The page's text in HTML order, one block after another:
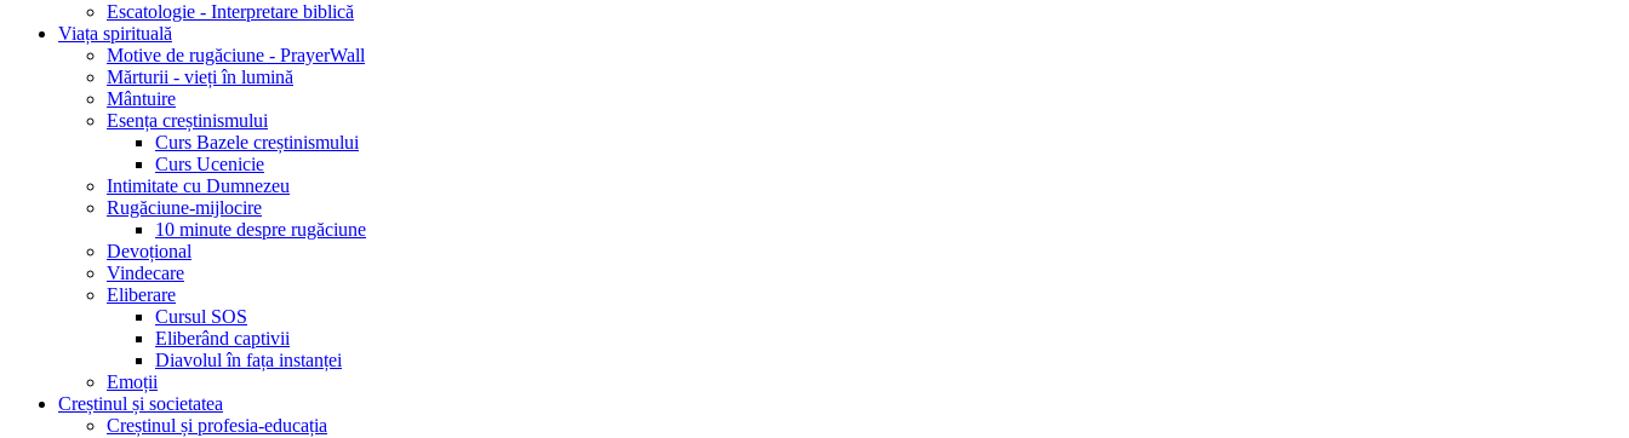
Escatologie - Interpretare biblică
Viața spirituală
Motive de rugăciune - PrayerWall
Mărturii - vieți în lumină
Mântuire
Esența creștinismului
Curs Bazele creștinismului
Curs Ucenicie
Intimitate cu Dumnezeu
Rugăciune-mijlocire
10 minute despre rugăciune
Devoțional
Vindecare
Eliberare
Cursul SOS
Eliberând captivii
Diavolul în fața instanței
Emoții
Creștinul și societatea
Creștinul și profesia-educația